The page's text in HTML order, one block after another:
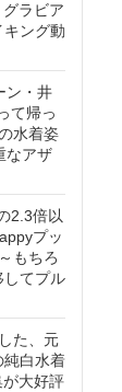
ラビア
ング動
ン・井
て帰っ
水着姿
なアザ
2.3倍以
プッ
もちろ
してプル
た、元
純白水着
大好評